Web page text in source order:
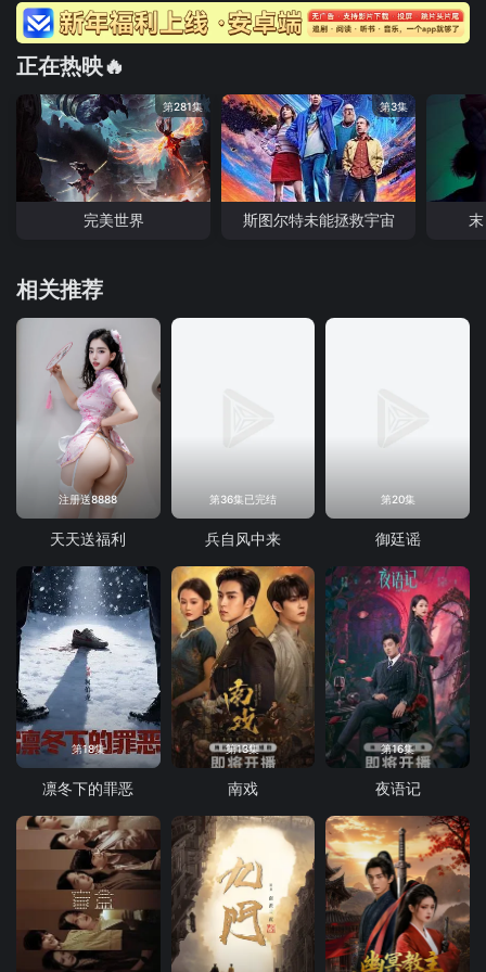
正在热映🔥
第281集
完美世界
第3集
斯图尔特未能拯救宇宙
相关推荐
注册送8888
天天送福利
第36集已完结
兵自风中来
第20集
御廷谣
第18集
凛冬下的罪恶
第13集
南戏
第16集
夜语记